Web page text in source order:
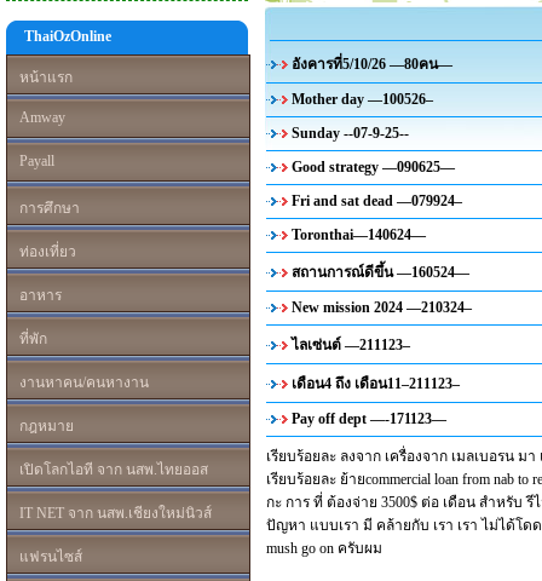
ThaiOzOnline
หน้าแรก
Amway
Payall
การศึกษา
ท่องเที่ยว
อาหาร
ที่พัก
งานหาคน/คนหางาน
กฎหมาย
เปิดโลกไอที จาก นสพ.ไทยออส
IT NET จาก นสพ.เชียงใหม่นิวส์
แฟรนไซส์
อังคารที่5/10/26 —80คน—
Mother day —100526–
Sunday --07-9-25--
Good strategy —090625—
Fri and sat dead —079924–
Toronthai—140624—
สถานการณ์ดีขึ้น —160524—
New mission 2024 —210324–
ไลเซ่นต์ —211123–
เดือน4 ถึง เดือน11–211123–
Pay off dept —-171123—
เรียบร้อยละ ลงจาก เครื่องจาก เมลเบอรน มา
เรียบร้อยละ ย้ายcommercial loan from nab
กะ การ ที่ ต้องจ่าย 3500$ ต่อ เดือน สำหรับ
ปัญหา แบบเรา มี คล้ายกับ เรา เรา ไม่ได้โ
mush go on ครับผม